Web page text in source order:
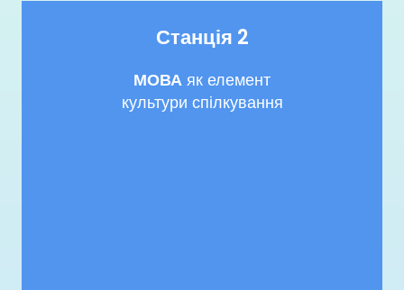
Станція 2
МОВА як елемент
культури спілкування